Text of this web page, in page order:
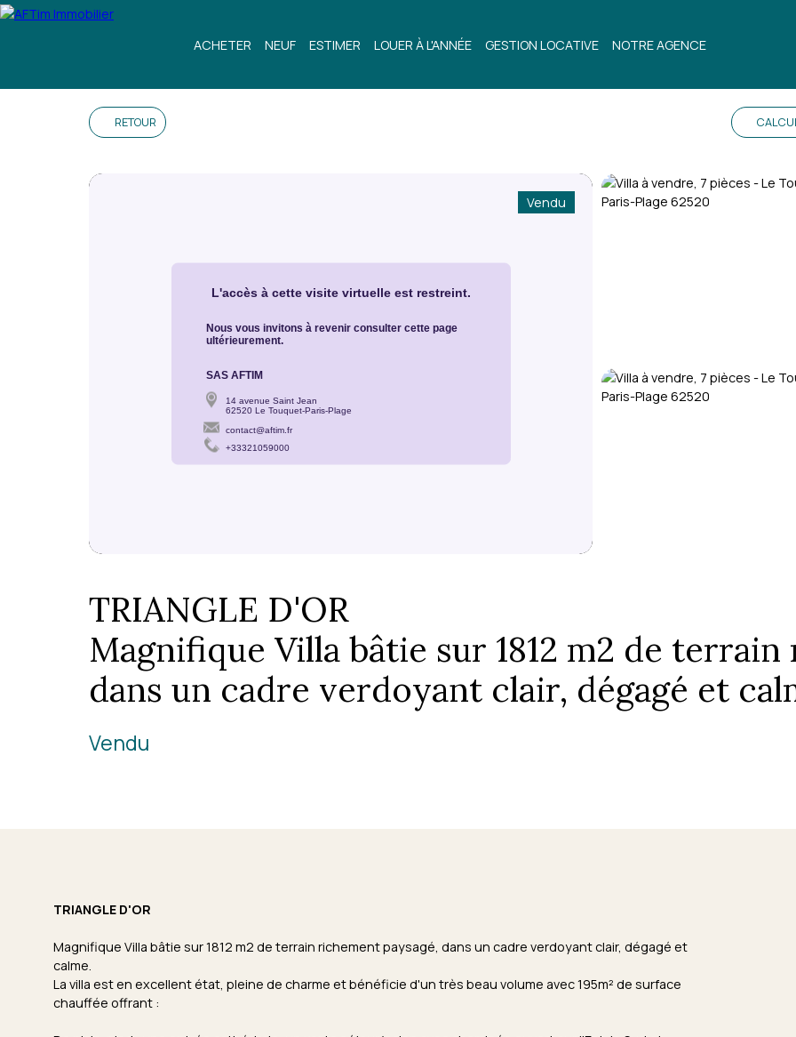
ACHETER NEUF ESTIMER LOUER À L'ANNÉE GESTION LOCATIVE NOTRE AGENCE
RETOUR
Vendu
TRIANGLE D'OR
Magnifique Villa bâtie sur 1812 m2 de
dans un cadre verdoyant clair, dégagé et
Vendu
TRIANGLE D'OR
Magnifique Villa bâtie sur 1812 m2 de terrain richement paysagé, dans un cadre verdoyant clair, dégagé et
calme.
La villa est en excellent état, pleine de charme et bénéficie d'un très beau volume avec 195m² de surface
chauffée offrant :